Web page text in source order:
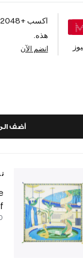
اكسب +2048
هذه.
انضم الآن
أضف